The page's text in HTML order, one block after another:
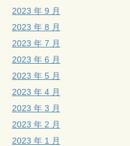
2023 年 9 月
2023 年 8 月
2023 年 7 月
2023 年 6 月
2023 年 5 月
2023 年 4 月
2023 年 3 月
2023 年 2 月
2023 年 1 月